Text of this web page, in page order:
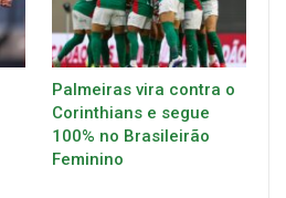
Palmeiras vira contra o
Corinthians e segue
100% no Brasileirão
Feminino